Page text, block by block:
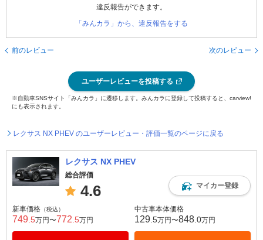
違反報告ができます。
「みんカラ」から、違反報告をする
前のレビュー 次のレビュー
ユーザーレビューを投稿する
※自動車SNSサイト「みんカラ」に遷移します。みんカラに登録して投稿すると、carview!
にも表示されます。
レクサス NX PHEV のユーザーレビュー・評価一覧のページに戻る
レクサス NX PHEV
総合評価
4.6 マイカー登録
新車価格 （税込）
749 .5万円〜772 .5万円
中古車本体価格
129 .5万円〜848 .0万円